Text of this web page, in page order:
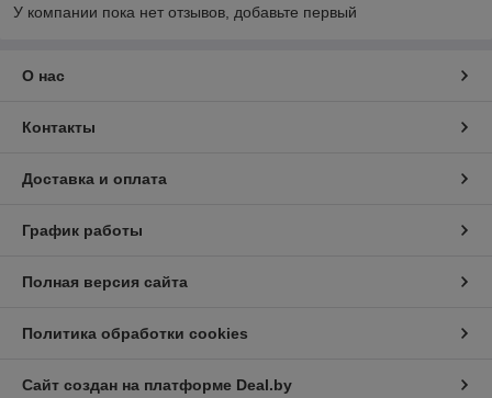
У компании пока нет отзывов, добавьте первый
О нас
Контакты
Доставка и оплата
График работы
Полная версия сайта
Политика обработки cookies
Сайт создан на платформе Deal.by